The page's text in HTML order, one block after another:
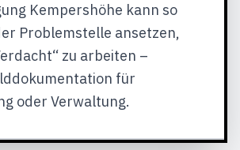
Kempershöhe kann so
Problemstelle ansetzen,
zu arbeiten –
für
oder Verwaltung.